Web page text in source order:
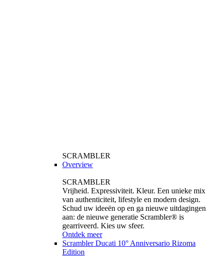
SCRAMBLER
Overview
SCRAMBLER
Vrijheid. Expressiviteit. Kleur. Een unieke mix
van authenticiteit, lifestyle en modern design.
Schud uw ideeën op en ga nieuwe uitdagingen
aan: de nieuwe generatie Scrambler® is
gearriveerd. Kies uw sfeer.
Ontdek meer
Scrambler Ducati 10° Anniversario Rizoma
Edition